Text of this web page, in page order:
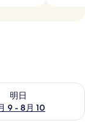
明日
9 - 8月 10
8月 10 の空室状